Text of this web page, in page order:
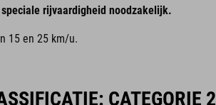
speciale rijvaardigheid noodzakelijk.
15 en 25 km/u.
CATEGORIE 2